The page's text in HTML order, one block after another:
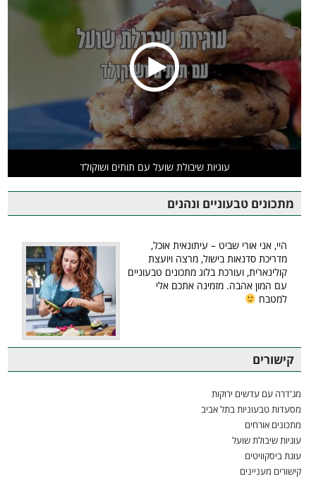
עוגיות שיבולת שועל עם תותים ושוקולד
מתכונים טבעוניים ונהנים
היי, אני אורי שביט – עיתונאית אוכל,
מדריכת סדנאות בישול, מרצה ויועצת
קולינארית, ועורכת בלוג מתכונים טבעוניים
עם המון אהבה. מזמינה אתכם אלי
למטבח
קישורים
מג'דרה עם עדשים ירוקות
מסעדות טבעוניות בתל אביב
מתכונים אורחים
עוגיות שיבולת שועל
עוגת ביסקוויטים
קישורים מעניינים